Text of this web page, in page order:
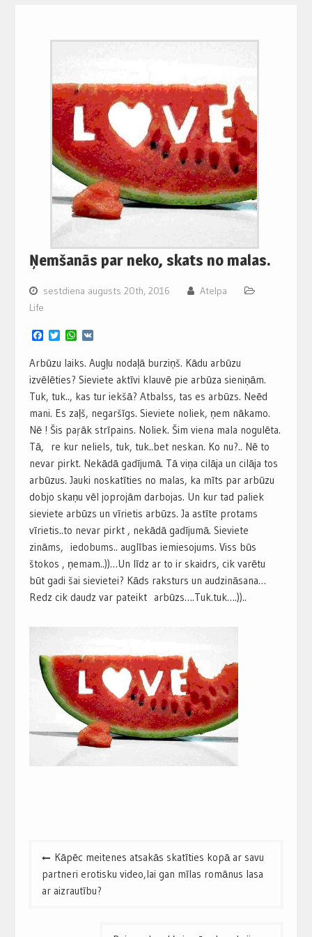
Ņemšanās par neko, skats no malas.
sestdiena augusts 20th, 2016
Atelpa
Life
Facebook
TwitterWhatsApp
VK
Arbūzu laiks. Augļu nodaļā burziņš. Kādu arbūzu
izvēlēties? Sieviete aktīvi klauvē pie arbūza sieniņām.
Tuk, tuk.., kas tur iekšā? Atbalss, tas es arbūzs. Neēd
mani. Es zaļš, negaršīgs. Sieviete noliek, ņem nākamo.
Nē ! Šis paŗāk strīpains. Noliek. Šim viena mala nogulēta.
Tā, re kur neliels, tuk, tuk..bet neskan. Ko nu?.. Nē to
nevar pirkt. Nekādā gadījumā. Tā viņa cilāja un cilāja tos
arbūzus. Jauki noskatīties no malas, ka mīts par arbūzu
dobjo skaņu vēl joprojām darbojas. Un kur tad paliek
sieviete arbūzs un vīrietis arbūzs. Ja astīte protams
vīrietis..to nevar pirkt , nekādā gadījumā. Sieviete
zināms, iedobums.. auglības iemiesojums. Viss būs
štokos , ņemam..))…Un līdz ar to ir skaidrs, cik varētu
būt gadi šai sievietei? Kāds raksturs un audzināsana…
Redz cik daudz var pateikt arbūzs….Tuk.tuk….))..
Post
navigation
Kāpēc meitenes atsakās skatīties kopā ar savu
partneri erotisku video,lai gan mīlas romānus lasa
ar aizrautību?